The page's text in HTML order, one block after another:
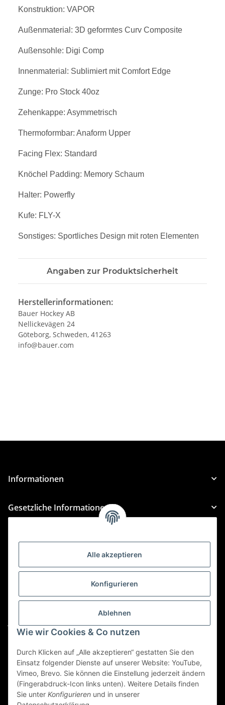
Alle akzeptieren
Konfigurieren
Ablehnen
Wie wir Cookies & Co nutzen
Durch Klicken auf „Alle akzeptieren“ gestatten Sie den
Einsatz folgender Dienste auf unserer Website: YouTube,
Vimeo, Brevo. Sie können die Einstellung jederzeit ändern
(Fingerabdruck-Icon links unten). Weitere Details finden
Sie unter Konfigurieren und in unserer
Konstruktion: VAPOR
Außenmaterial: 3D geformtes Curv Composite
Außensohle: Digi Comp
Innenmaterial: Sublimiert mit Comfort Edge
Zunge: Pro Stock 40oz
Zehenkappe: Asymmetrisch
Thermoformbar: Anaform Upper
Facing Flex: Standard
Knöchel Padding: Memory Schaum
Halter: Powerfly
Kufe: FLY-X
Sonstiges: Sportliches Design mit roten Elementen
Angaben zur Produktsicherheit
Herstellerinformationen:
Bauer Hockey AB
Nellickevägen 24
Göteborg, Schweden, 41263
info@bauer.com
Informationen
Gesetzliche Informationen
Für Custom Anfragen und Custom Bestellungen auch
custom@htr-shop.com
Für Trikot-Anfragen und Bestellungen
teamwear@htr-shop.com
Für Reklamationen und Retouren
reklamation@htr-shop.com